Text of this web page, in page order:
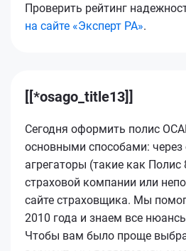
Проверить рейтинг
на сайте «Эксперт РА».
[[*osago_title13]]
Сегодня оформить полис
основными способами: через
агрегаторы (такие как Полис
страховой компании или
сайте страховщика. Мы
2010 года и знаем все
Чтобы вам было проще